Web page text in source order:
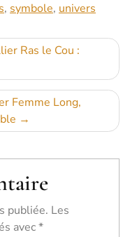
, symbole, univers
Ras le Cou :
Femme Long,
publiée. Les
avec*